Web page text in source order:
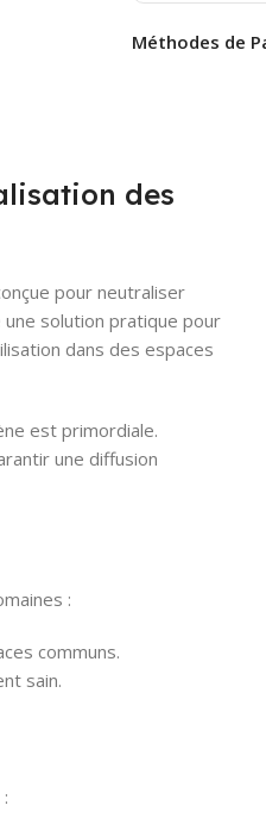
Méthodes de
des
pour neutraliser
solution pratique pour
dans des espaces
est primordiale.
une diffusion
:
communs.
sain.